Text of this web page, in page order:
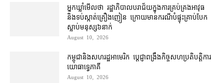
អ្នកឃ្លាំមើល​ថា រដ្ឋាភិបាល​បរាជ័យ​ក្នុង​ការ​គ្រប់គ្រង​អាវុធ
និង​ទប់ស្កាត់​គ្រឿងញៀន ក្រោយ​មាន​ករណី​បំផ្ទុះ​គ្រាប់បែក​
ស្លាប់​មនុស្ស​៦​នាក់
August 10, 2026
កម្ពុជា​និង​សហរដ្ឋអាមេរិក ប្ដេជ្ញា​ពង្រឹង​កិច្ច​សហប្រតិបត្តិការ​
យោធា​ទ្វេភាគី
August 10, 2026